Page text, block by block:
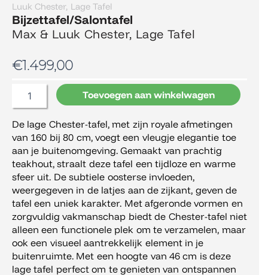
Luuk Chester, Lage Tafel
Bijzettafel/Salontafel
Max & Luuk Chester, Lage Tafel
€1.499,00
Luuk
Chester,
Lage
Tafel
aantal
Toevoegen aan winkelwagen
De lage Chester-tafel, met zijn royale afmetingen
van 160 bij 80 cm, voegt een vleugje elegantie toe
aan je buitenomgeving. Gemaakt van prachtig
teakhout, straalt deze tafel een tijdloze en warme
sfeer uit. De subtiele oosterse invloeden,
weergegeven in de latjes aan de zijkant, geven de
tafel een uniek karakter. Met afgeronde vormen en
zorgvuldig vakmanschap biedt de Chester-tafel niet
alleen een functionele plek om te verzamelen, maar
ook een visueel aantrekkelijk element in je
buitenruimte. Met een hoogte van 46 cm is deze
lage tafel perfect om te genieten van ontspannen